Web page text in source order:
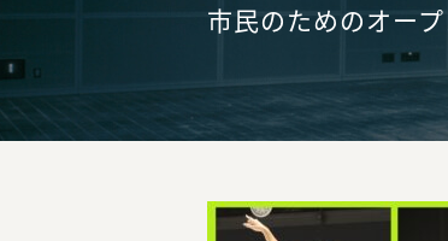
市民のためのオー